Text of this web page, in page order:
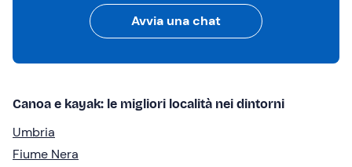
Avvia una chat
Canoa e kayak: le migliori località nei dintorni
Umbria
Fiume Nera